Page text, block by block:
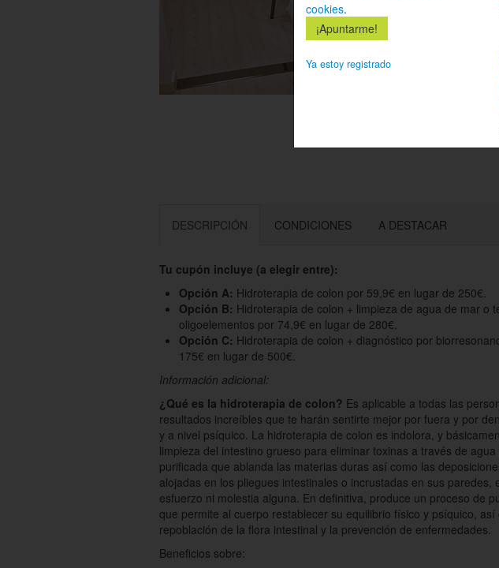
DESCRIPCIÓN CONDICIONES A DESTACAR
Tu cupón incluye (a elegir entre):
Opción A: Hidroterapia de colon por 59,9€ en lugar de 250€.
Opción B: Hidroterapia de colon + limpieza de agua de mar o
oligoelementos por 74,9€ en lugar de 280€.
Opción C: Hidroterapia de colon + diagnóstico por
175€ en lugar de 500€.
Información adicional:
¿Qué es la hidroterapia de colon? Es aplicable a todas las
resultados increíbles que te harán sentirte mejor por fuera y por
y a nivel psíquico. La hidroterapia de colon es indolora, y
limpieza del intestino grueso para eliminar toxinas a través de agua
purificada que ablanda las materias duras así como las
alojadas en los pliegues intestinales o incrustadas en sus paredes,
esfuerzo ni molestia alguna. En definitiva, produce un proceso de
que permite al cuerpo restablecer su equilibrio físico y psíquico, así
repoblación de la flora intestinal y la prevención de enfermedades.
Beneficios sobre:
cookies.
Ya estoy registrado